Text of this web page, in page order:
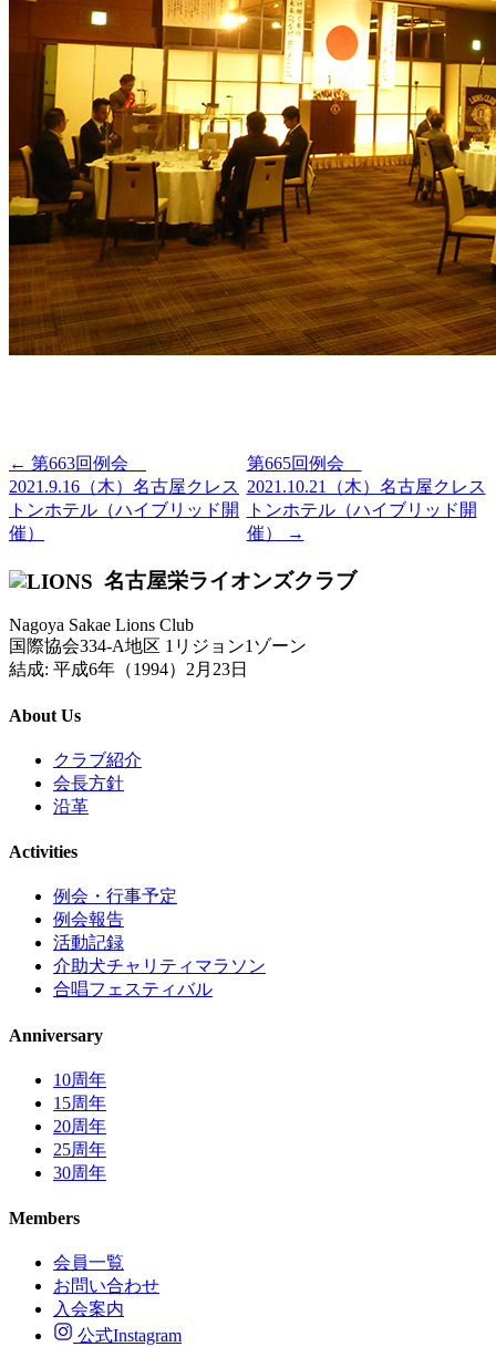
← 第663回例会
2021.9.16（木）名古屋クレス
トンホテル（ハイブリッド開
催）
第665回例会
2021.10.21（木）名古屋クレス
トンホテル（ハイブリッド開
催） →
名古屋栄ライオンズクラブ
Nagoya Sakae Lions Club
国際協会334-A地区 1リジョン1ゾーン
結成: 平成6年（1994）2月23日
About Us
クラブ紹介
会長方針
沿革
Activities
例会・行事予定
例会報告
活動記録
介助犬チャリティマラソン
合唱フェスティバル
Anniversary
10周年
15周年
20周年
25周年
30周年
Members
会員一覧
お問い合わせ
入会案内
公式Instagram